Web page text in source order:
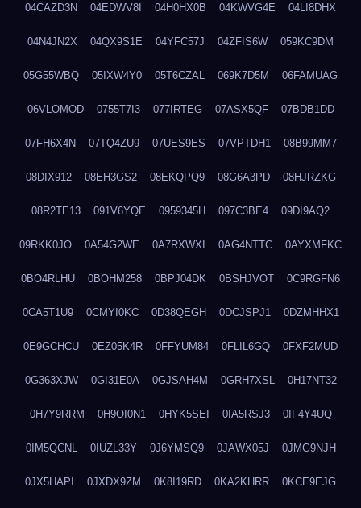
04CAZD3N 04EDWV8I 04H0HX0B 04KWVG4E 04LI8DHX
04N4JN2X 04QX9S1E 04YFC57J 04ZFIS6W 059KC9DM
05G55WBQ 05IXW4Y0 05T6CZAL 069K7D5M 06FAMUAG
06VLOMOD 0755T7I3 077IRTEG 07ASX5QF 07BDB1DD
07FH6X4N 07TQ4ZU9 07UES9ES 07VPTDH1 08B99MM7
08DIX912 08EH3GS2 08EKQPQ9 08G6A3PD 08HJRZKG
08R2TE13 091V6YQE 0959345H 097C3BE4 09DI9AQ2
09RKK0JO 0A54G2WE 0A7RXWXI 0AG4NTTC 0AYXMFKC
0BO4RLHU 0BOHM258 0BPJ04DK 0BSHJVOT 0C9RGFN6
0CA5T1U9 0CMYI0KC 0D38QEGH 0DCJSPJ1 0DZMHHX1
0E9GCHCU 0EZ05K4R 0FFYUM84 0FLIL6GQ 0FXF2MUD
0G363XJW 0GI31E0A 0GJSAH4M 0GRH7XSL 0H17NT32
0H7Y9RRM 0H9OI0N1 0HYK5SEI 0IA5RSJ3 0IF4Y4UQ
0IM5QCNL 0IUZL33Y 0J6YMSQ9 0JAWX05J 0JMG9NJH
0JX5HAPI 0JXDX9ZM 0K8I19RD 0KA2KHRR 0KCE9EJG